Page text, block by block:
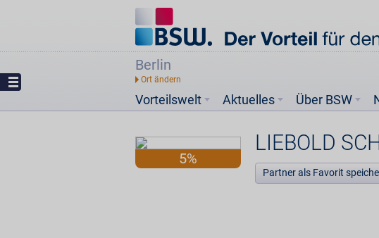
Berlin
Vorteilswelt Aktuelles Über BSW
5%
LIEBOLD
Partner als Favorit